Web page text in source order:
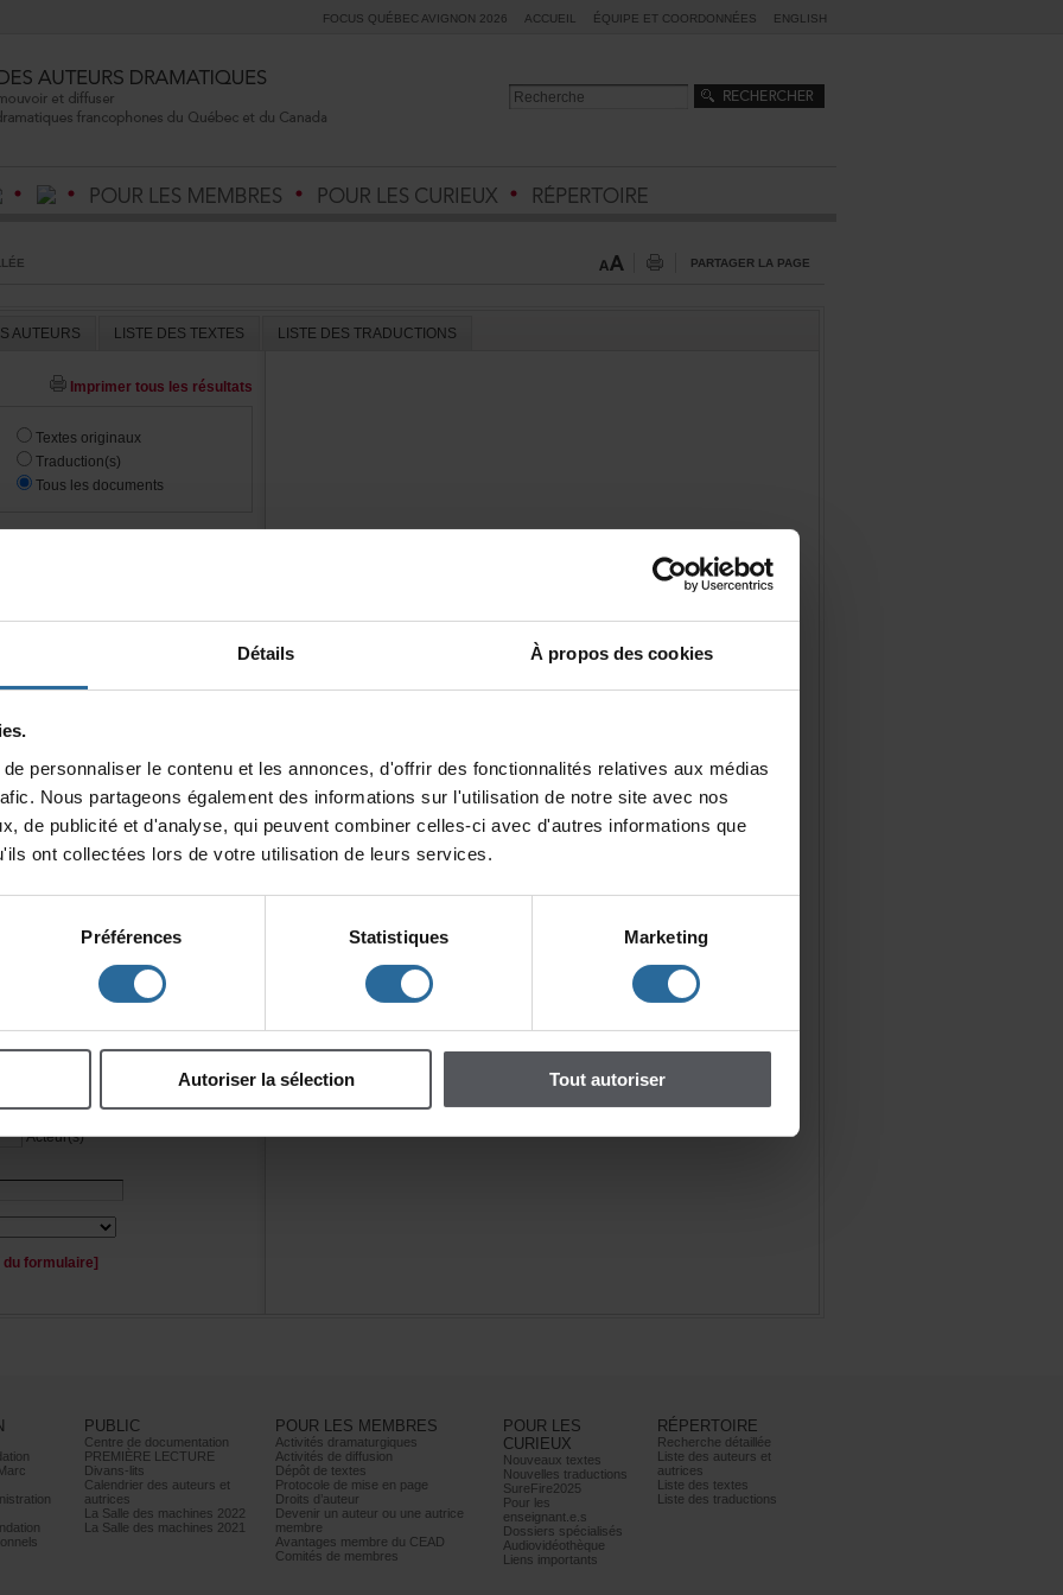
Détails Àproposdescookies
ciavecd'autresinformationsque
Préférences Statistiques Marketing
Autoriserlasélection Toutautoriser
FOCUSQUÉBECAVIGNON2026 ACCUEIL ÉQUIPEETCOORDONNÉES ENGLISH
PARTAGERLAPAGE
LISTEDESTEXTES LISTEDESTRADUCTIONS
Imprimertouslesrésultats
Textesoriginaux
Traduction(s)
Touslesdocuments
Enfants
Personnage(s)
Acteur(s)
PUBLIC
Centrededocumentation
PREMIÈRELECTURE
Divans-lits
Calendrierdesauteurset
autrices
LaSalledesmachines2022
LaSalledesmachines2021
POURLESMEMBRES
Activitésdramaturgiques
Activitésdediffusion
Dépôtdetextes
Protocoledemiseenpage
Droitsd’auteur
Devenirunauteurouuneautrice
membre
AvantagesmembreduCEAD
Comitésdemembres
POURLES
CURIEUX
Nouveauxtextes
Nouvellestraductions
SureFire2025
Pourles
enseignant.e.s
Dossiersspécialisés
Audiovidéothèque
Liensimportants
RÉPERTOIRE
Recherchedétaillée
Listedesauteurset
autrices
Listedestextes
Listedestraductions